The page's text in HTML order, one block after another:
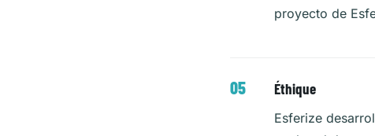
proyecto de
Éthique
Esferize